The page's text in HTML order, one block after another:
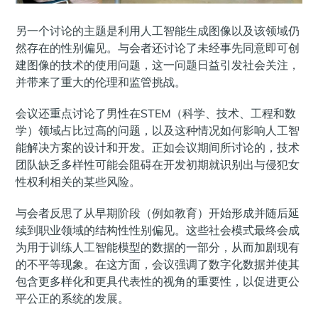
另一个讨论的主题是利用人工智能生成图像以及该领域仍
然存在的性别偏见。与会者还讨论了未经事先同意即可创
建图像的技术的使用问题，这一问题日益引发社会关注，
并带来了重大的伦理和监管挑战。
会议还重点讨论了男性在STEM（科学、技术、工程和数
学）领域占比过高的问题，以及这种情况如何影响人工智
能解决方案的设计和开发。正如会议期间所讨论的，技术
团队缺乏多样性可能会阻碍在开发初期就识别出与侵犯女
性权利相关的某些风险。
与会者反思了从早期阶段（例如教育）开始形成并随后延
续到职业领域的结构性性别偏见。这些社会模式最终会成
为用于训练人工智能模型的数据的一部分，从而加剧现有
的不平等现象。在这方面，会议强调了数字化数据并使其
包含更多样化和更具代表性的视角的重要性，以促进更公
平公正的系统的发展。